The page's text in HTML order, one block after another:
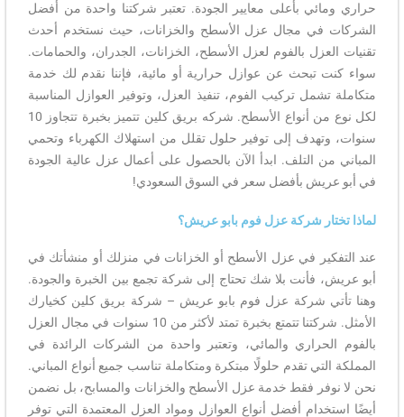
حراري ومائي بأعلى معايير الجودة. تعتبر شركتنا واحدة من أفضل
الشركات في مجال عزل الأسطح والخزانات، حيث نستخدم أحدث
تقنيات العزل بالفوم لعزل الأسطح، الخزانات، الجدران، والحمامات.
سواء كنت تبحث عن عوازل حرارية أو مائية، فإننا نقدم لك خدمة
متكاملة تشمل تركيب الفوم، تنفيذ العزل، وتوفير العوازل المناسبة
لكل نوع من أنواع الأسطح. شركه بريق كلين تتميز بخبرة تتجاوز 10
سنوات، وتهدف إلى توفير حلول تقلل من استهلاك الكهرباء وتحمي
المباني من التلف. ابدأ الآن بالحصول على أعمال عزل عالية الجودة
في أبو عريش بأفضل سعر في السوق السعودي!
لماذا تختار شركة عزل فوم بابو عريش؟
عند التفكير في عزل الأسطح أو الخزانات في منزلك أو منشأتك في
أبو عريش، فأنت بلا شك تحتاج إلى شركة تجمع بين الخبرة والجودة.
وهنا تأتي شركة عزل فوم بابو عريش – شركة بريق كلين كخيارك
الأمثل. شركتنا تتمتع بخبرة تمتد لأكثر من 10 سنوات في مجال العزل
بالفوم الحراري والمائي، وتعتبر واحدة من الشركات الرائدة في
المملكة التي تقدم حلولًا مبتكرة ومتكاملة تناسب جميع أنواع المباني.
نحن لا نوفر فقط خدمة عزل الأسطح والخزانات والمسابح، بل نضمن
أيضًا استخدام أفضل أنواع العوازل ومواد العزل المعتمدة التي توفر